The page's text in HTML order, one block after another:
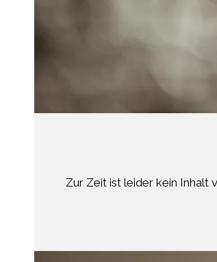
Zur Zeit ist leider kein Inhalt